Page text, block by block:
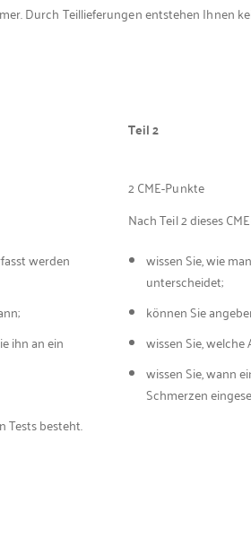
Durch Teillieferungen entstehen Ihnen
Teil 2
werden
ihn an ein
Tests besteht.
2 CME-Punkte
Nach Teil 2 dieses
wissen Sie, wie
unterscheidet;
können Sie
wissen Sie,
wissen Sie, wann
Schmerzen